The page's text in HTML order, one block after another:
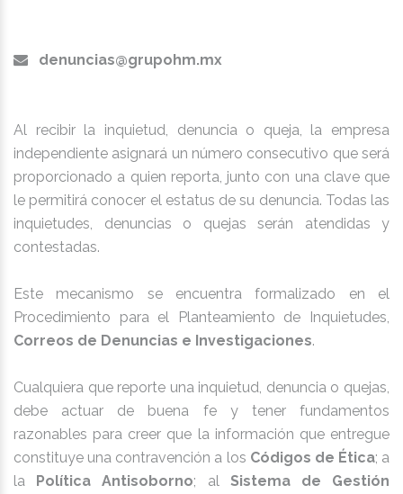
denuncias@grupohm.mx
Al recibir la inquietud, denuncia o queja, la empresa
independiente asignará un número consecutivo que será
proporcionado a quien reporta, junto con una clave que
le permitirá conocer el estatus de su denuncia. Todas las
inquietudes, denuncias o quejas serán atendidas y
contestadas.
Este mecanismo se encuentra formalizado en el
Procedimiento para el Planteamiento de Inquietudes,
Correos de Denuncias e Investigaciones.
Cualquiera que reporte una inquietud, denuncia o quejas,
debe actuar de buena fe y tener fundamentos
razonables para creer que la información que entregue
constituye una contravención a los Códigos de Ética; a
la
Política Antisoborno; al Sistema de Gestión